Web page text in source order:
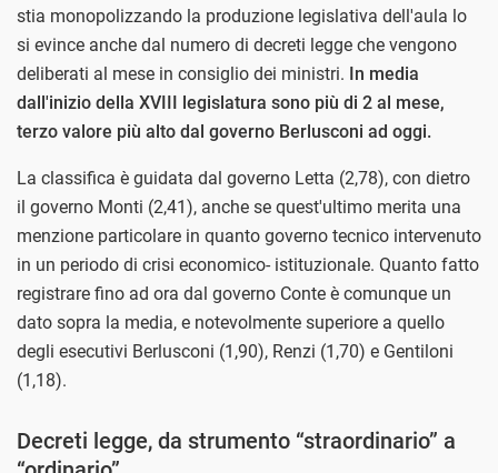
stia monopolizzando la produzione legislativa dell'aula lo
si evince anche dal numero di decreti legge che vengono
deliberati al mese in consiglio dei ministri. In media
dall'inizio della XVIII legislatura sono più di 2 al mese,
terzo valore più alto dal governo Berlusconi ad oggi.
La classifica è guidata dal governo Letta (2,78), con dietro
il governo Monti (2,41), anche se quest'ultimo merita una
menzione particolare in quanto governo tecnico intervenuto
in un periodo di crisi economico- istituzionale. Quanto fatto
registrare fino ad ora dal governo Conte è comunque un
dato sopra la media, e notevolmente superiore a quello
degli esecutivi Berlusconi (1,90), Renzi (1,70) e Gentiloni
(1,18).
Decreti legge, da strumento “straordinario” a